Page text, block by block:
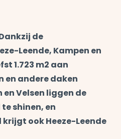
de
Leende, Kampen en
1.723 m2 aan
en andere daken
Velsen liggen de
shinen, en
ook Heeze-Leende